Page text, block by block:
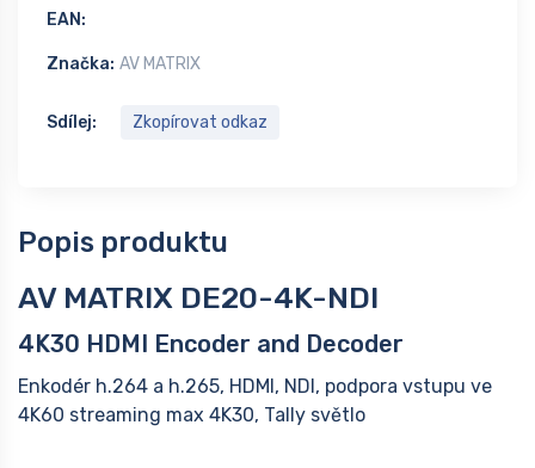
EAN:
Značka: AV MATRIX
Sdílej: Zkopírovat odkaz
Popis produktu
AV MATRIX DE20-4K-NDI
4K30 HDMI Encoder and Decoder
Enkodér h.264 a h.265, HDMI, NDI, podpora vstupu ve
4K60 streaming max 4K30, Tally světlo